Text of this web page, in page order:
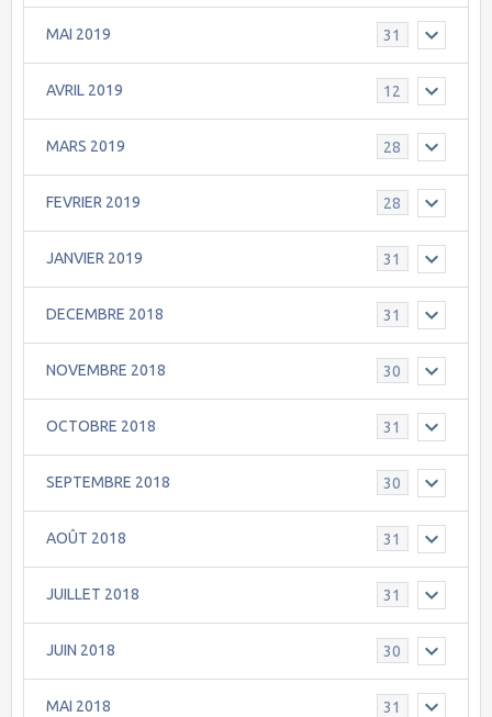
MAI 2019 31
AVRIL 2019 12
MARS 2019 28
FEVRIER 2019 28
JANVIER 2019 31
DECEMBRE 2018 31
NOVEMBRE 2018 30
OCTOBRE 2018 31
SEPTEMBRE 2018 30
AOÛT 2018 31
JUILLET 2018 31
JUIN 2018 30
MAI 2018 31